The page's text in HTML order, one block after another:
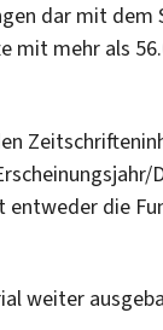
dar mit dem
mehr als
die
weiter